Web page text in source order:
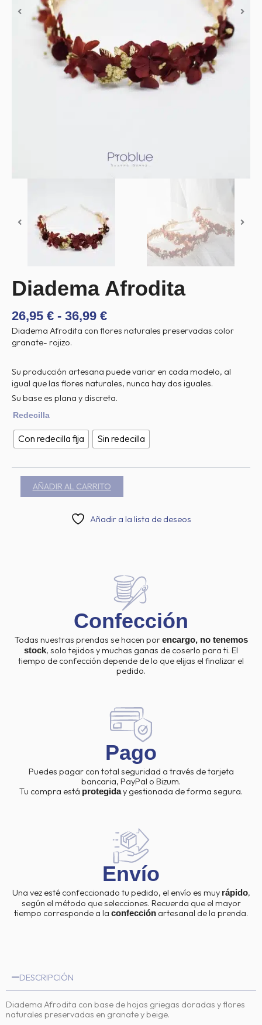
Diadema Afrodita
26,95 € - 36,99 €RANGO
DE
PRECIOS:
HASTA
36,99 €
Diadema Afrodita con flores naturales preservadas color
granate- rojizo.
Su producción artesana puede variar en cada modelo, al
igual que las flores naturales, nunca hay dos iguales.
Su base es plana y discreta.
Redecilla
Con redecilla fija Sin redecilla
Diadema
cantidad
AÑADIR AL CARRITO
Añadir a la lista de deseos
Confección
Todas nuestras prendas se hacen porencargo, no tenemos
stock, solo tejidos y muchas ganas de coserlo para ti. El
tiempo de confección depende de lo que elijas el finalizar el
pedido.
Pago
Puedes pagar con total seguridad a través de tarjeta
bancaria, PayPal o Bizum.
Tu compra está protegiday gestionada de forma segura.
Envío
Una vez esté confeccionado tu pedido, el envío es muy rápido,
según el método que selecciones. Recuerda que el mayor
tiempo corresponde a la confección artesanal de la prenda.
DESCRIPCIÓN
Diadema Afrodita con base de hojas griegas doradas y flores
naturales preservadas en granate y beige.